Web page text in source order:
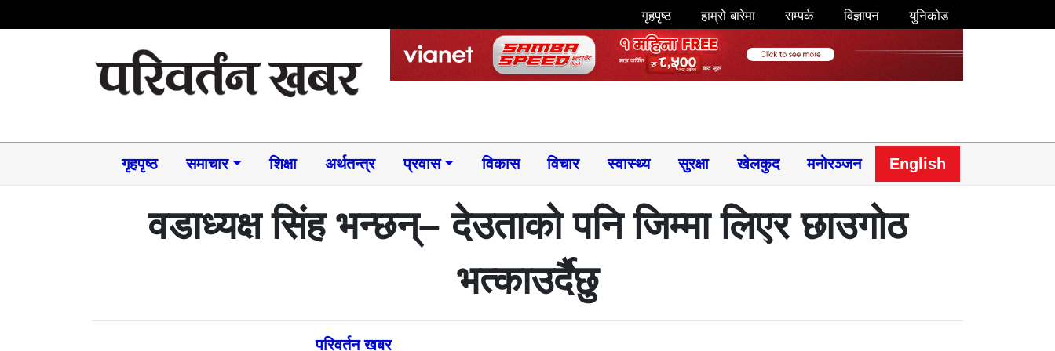
गृहपृष्ठ हाम्रो बारेमा सम्पर्क विज्ञापन युनिकोड
गृहपृष्ठ समाचार​ शिक्षा अर्थतन्त्र प्रवास विकास विचार स्वास्थ्य सुरक्षा खेलकुद मनोरञ्जन English
वडाध्यक्ष सिंह भन्छन्– देउताको पनि जिम्मा लिएर छाउगोठ
भत्काउर्दैछु
परिवर्तन खबर